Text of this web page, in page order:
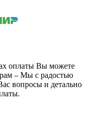
оплаты Вы можете
– Мы с радостью
вопросы и детально